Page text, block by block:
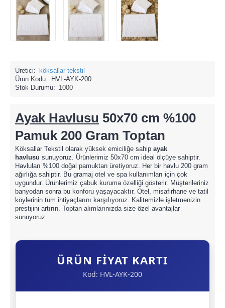
Üretici:
köksallar tekstil
Ürün Kodu:
HVL-AYK-200
Stok Durumu: 1000
Ayak Havlusu 50x70 cm %100
Pamuk 200 Gram Toptan
Köksallar Tekstil olarak yüksek emiciliğe sahip ayak
havlusu sunuyoruz. Ürünlerimiz 50x70 cm ideal ölçüye sahiptir.
Havluları %100 doğal pamuktan üretiyoruz. Her bir havlu 200 gram
ağırlığa sahiptir. Bu gramaj otel ve spa kullanımları için çok
uygundur. Ürünlerimiz çabuk kuruma özelliği gösterir. Müşterileriniz
banyodan sonra bu konforu yaşayacaktır. Otel, misafirhane ve tatil
köylerinin tüm ihtiyaçlarını karşılıyoruz. Kalitemizle işletmenizin
prestijini artırın. Toptan alımlarınızda size özel avantajlar
sunuyoruz.
ÜRÜN FİYAT KARTI
Kod: HVL-AYK-200